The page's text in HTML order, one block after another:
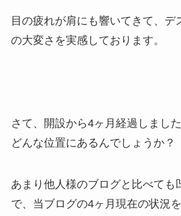
目の疲れが肩にも響いてきて、デ
の大変さを実感しております。
さて、開設から4ヶ月経過しまし
どんな位置にあるんでしょうか？
あまり他人様のブログと比べても
で、当ブログの4ヶ月現在の状況